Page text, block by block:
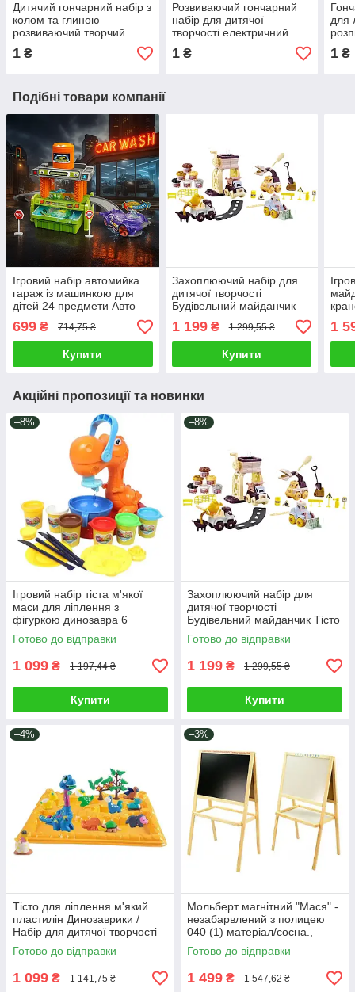
Дитячий гончарний набір з
колом та глиною
розвиваючий творчий
набір з інструментами для
ліплення та малювання
1 ₴
Розвиваючий гончарний
набір для дитячої
творчості електричний
круг глина фартух все для
ліплення та малювання
1₴
для
1 ₴
Подібні товари компанії
Ігровий набір автомийка
гараж із машинкою для
дітей 24 предмети Авто
Трек для спуску декор
699 ₴ 714,75 ₴
Купити
Захоплюючий набір для
дитячої творчості
Будівельний майданчик
кольорів 4 машинки
конструктори аксесуари
1 199₴ 1 299,55 ₴
Купити
1
Акційні пропозиції та новинки
–8%
Ігровий набір тіста м'якої
маси для ліплення з
фігуркою динозавра 6
кольорів прес аксесуари
дитяча творчість
Готово до відправки
1 099 ₴ 1 197,44 ₴
Купити
–8%
Захоплюючий набір для
дитячої творчості
Будівельний майданчик Тісто
для ліплення 6 кольорів 4
машинки конструктори
Готово до відправки
1 199 ₴ 1 299,55 ₴
Купити
–4%
Тісто для ліплення м'який
пластилін Динозаврики /
Набір для дитячої творчості
розвиває уяву 4 кольори
форми молди екструдер
Готово до відправки
1 099 ₴ 1 141,75 ₴
–3%
Мольберт магнітний "Мася" -
незабарвлений з полицею
040 (1) матеріал/сосна.,
(Україна)
Готово до відправки
1 499 ₴ 1 547,62 ₴